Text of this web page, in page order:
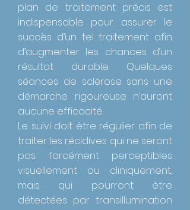
plan de traitement précis est
indispensable pour assurer le
succès d’un tel traitement afin
d’augmenter les chances d’un
résultat durable. Quelques
séances de sclérose sans une
démarche rigoureuse n’auront
aucune efficacité.
Le suivi doit être régulier afin de
traiter les récidives qui ne seront
pas forcément perceptibles
visuellement ou cliniquement,
mais qui pourront être
détectées par transillumination